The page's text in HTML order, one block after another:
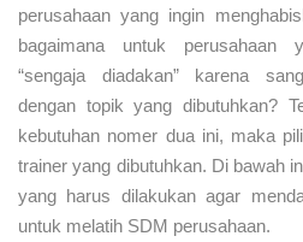
perusahaan yang ingin
bagaimana untuk perusahaan
“sengaja diadakan” karena
dengan topik yang dibutuhkan?
kebutuhan nomer dua ini, maka
trainer yang dibutuhkan. Di bawah
yang harus dilakukan agar
untuk melatih SDM perusahaan.